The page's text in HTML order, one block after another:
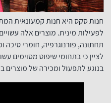
חנות סקס היא חנות קמעונאית
לפעילות מינית. מוצרים אלה
תחתונה, פורנוגרפיה, חומרי סיכה
לציין כי בתחומי שיפוט מסוימים
בנוגע לתפעול ומכירה של מוצרים